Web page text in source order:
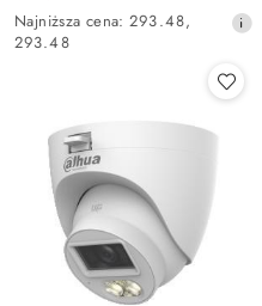
promocyjna:
promocyjna:
Najniższa
cena
obniżką
Najniższa cena: 293.48,
293.48